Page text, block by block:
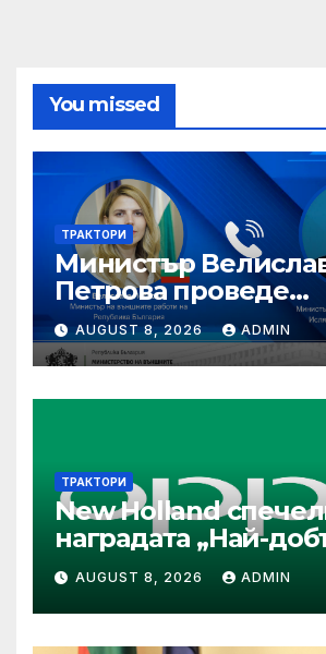
You missed
ТРАКТОРИ
Министър
Петрова проведе
телефонен
министъра на
работи на Ислямска
република Иран
AUGUST 8, 2026 ADMIN
ТРАКТОРИ
New Holland
наградата „Най-
специализиран
конкурса Tractor of
2026
AUGUST 8, 2026 ADMIN